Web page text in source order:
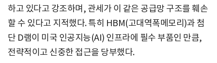
하고 있다고 강조하며, 관세가 이 같은 공급망 구조를 훼손
할 수 있다고 지적했다. 특히 HBM(고대역폭메모리)과 첨
단 D램이 미국 인공지능(AI) 인프라에 필수 부품인 만큼,
전략적이고 신중한 접근을 당부했다.